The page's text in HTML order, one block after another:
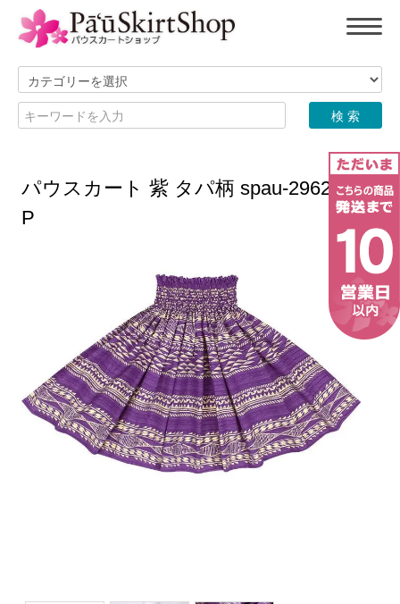
パウスカート 紫 タパ柄 spau-2962PPP
P